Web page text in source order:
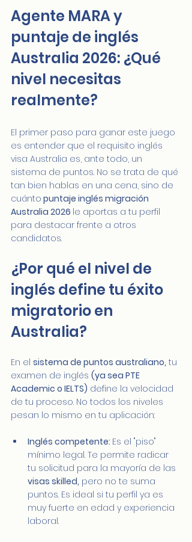
Agente MARA y
puntaje de inglés
Australia 2026: ¿Qué
nivel necesitas
realmente?
El primer paso para ganar este juego
es entender que el requisito inglés
visa Australia es, ante todo, un
sistema de puntos. No se trata de qué
tan bien hablas en una cena, sino de
cuánto puntaje inglés migración
Australia 2026 le aportas a tu perfil
para destacar frente a otros
candidatos.
¿Por qué el nivel de
inglés define tu éxito
migratorio en
Australia?
En el sistema de puntos australiano, tu
examen de inglés (ya sea PTE
Academic o IELTS) define la velocidad
de tu proceso. No todos los niveles
pesan lo mismo en tu aplicación:
Inglés competente: Es el "piso"
mínimo legal. Te permite radicar
tu solicitud para la mayoría de las
visas skilled, pero no te suma
puntos. Es ideal si tu perfil ya es
muy fuerte en edad y experiencia
laboral.